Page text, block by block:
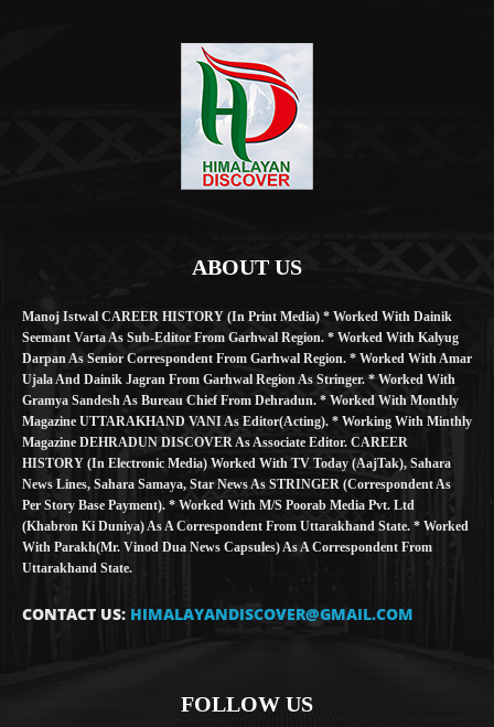
ABOUT US
Manoj Istwal CAREER HISTORY (in Print Media) * Worked With Dainik
Seemant Varta As Sub-Editor From Garhwal Region. * Worked With Kalyug
Darpan As Senior Correspondent From Garhwal Region. * Worked With Amar
Ujala And Dainik Jagran From Garhwal Region As Stringer. * Worked With
Gramya Sandesh As Bureau Chief From Dehradun. * Worked With Monthly
Magazine UTTARAKHAND VANI As Editor(Acting). * Working With Minthly
Magazine DEHRADUN DISCOVER As Associate Editor. CAREER
HISTORY (in Electronic Media) Worked With TV Today (AajTak), Sahara
News Lines, Sahara Samaya, Star News As STRINGER (Correspondent As
Per Story Base Payment). * Worked With M/S Poorab Media Pvt. Ltd
(Khabron Ki Duniya) As A Correspondent From Uttarakhand State. * Worked
With Parakh(Mr. Vinod Dua News Capsules) As A Correspondent From
Uttarakhand State.
CONTACT US: HIMALAYANDISCOVER@GMAIL.COM
FOLLOW US